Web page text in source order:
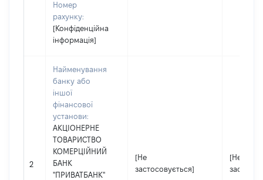
Номер
рахунку:
[Конфіденційна
інформація]
2
Найменування
банку або
іншої
фінансової
установи:
АКЦІОНЕРНЕ
ТОВАРИСТВО
КОМЕРЦІЙНИЙ
БАНК
"ПРИВАТБАНК"
[Не
застосовується]
[Не